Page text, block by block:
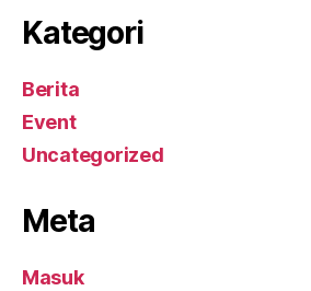
Kategori
Berita
Event
Uncategorized
Meta
Masuk